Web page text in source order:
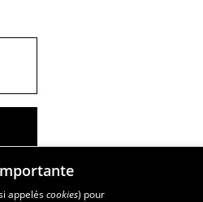
appeléscookies) pour